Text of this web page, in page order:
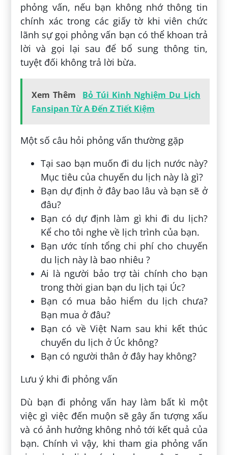
phỏng vấn, nếu bạn không nhớ thông tin
chính xác trong các giấy tờ khi viên chức
lãnh sự gọi phỏng vấn bạn có thể khoan trả
lời và gọi lại sau để bổ sung thông tin,
tuyệt đối không trả lời bừa.
Xem Thêm
Bỏ Túi Kinh Nghiệm Du Lịch
Fansipan Từ A Đến Z Tiết Kiệm
Một số câu hỏi phỏng vấn thường gặp
Tại sao bạn muốn đi du lịch nước này?
Mục tiêu của chuyến du lịch này là gì?
Bạn dự định ở đây bao lâu và bạn sẽ ở
đâu?
Bạn có dự định làm gì khi đi du lịch?
Kể cho tôi nghe về lịch trình của bạn.
Bạn ước tính tổng chi phí cho chuyến
du lịch này là bao nhiêu ?
Ai là người bảo trợ tài chính cho bạn
trong thời gian bạn du lịch tại Úc?
Bạn có mua bảo hiểm du lịch chưa?
Bạn mua ở đâu?
Bạn có về Việt Nam sau khi kết thúc
chuyến du lịch ở Úc không?
Bạn có người thân ở đây hay không?
Lưu ý khi đi phỏng vấn
Dù bạn đi phỏng vấn hay làm bất kì một
việc gì việc đến muộn sẽ gây ấn tượng xấu
và có ảnh hưởng không nhỏ tới kết quả của
bạn. Chính vì vậy, khi tham gia phỏng vấn